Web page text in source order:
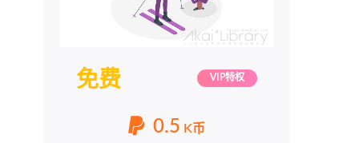
免费 VIP特权
0.5 K币